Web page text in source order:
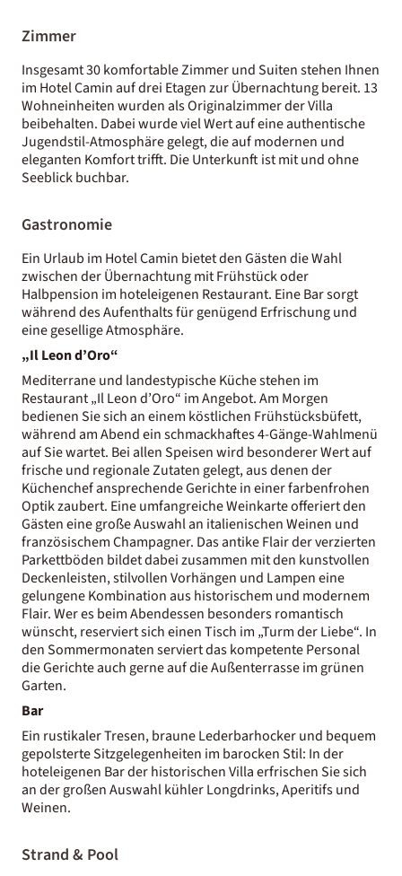
Zimmer
Insgesamt 30 komfortable Zimmer und Suiten stehen Ihnen
im Hotel Camin auf drei Etagen zur Übernachtung bereit. 13
Wohneinheiten wurden als Originalzimmer der Villa
beibehalten. Dabei wurde viel Wert auf eine authentische
Jugendstil-Atmosphäre gelegt, die auf modernen und
eleganten Komfort trifft. Die Unterkunft ist mit und ohne
Seeblick buchbar.
Gastronomie
Ein Urlaub im Hotel Camin bietet den Gästen die Wahl
zwischen der Übernachtung mit Frühstück oder
Halbpension im hoteleigenen Restaurant. Eine Bar sorgt
während des Aufenthalts für genügend Erfrischung und
eine gesellige Atmosphäre.
„Il Leon d’Oro“
Mediterrane und landestypische Küche stehen im
Restaurant „Il Leon d’Oro“ im Angebot. Am Morgen
bedienen Sie sich an einem köstlichen Frühstücksbüfett,
während am Abend ein schmackhaftes 4-Gänge-Wahlmenü
auf Sie wartet. Bei allen Speisen wird besonderer Wert auf
frische und regionale Zutaten gelegt, aus denen der
Küchenchef ansprechende Gerichte in einer farbenfrohen
Optik zaubert. Eine umfangreiche Weinkarte offeriert den
Gästen eine große Auswahl an italienischen Weinen und
französischem Champagner. Das antike Flair der verzierten
Parkettböden bildet dabei zusammen mit den kunstvollen
Deckenleisten, stilvollen Vorhängen und Lampen eine
gelungene Kombination aus historischem und modernem
Flair. Wer es beim Abendessen besonders romantisch
wünscht, reserviert sich einen Tisch im „Turm der Liebe“. In
den Sommermonaten serviert das kompetente Personal
die Gerichte auch gerne auf die Außenterrasse im grünen
Garten.
Bar
Ein rustikaler Tresen, braune Lederbarhocker und bequem
gepolsterte Sitzgelegenheiten im barocken Stil: In der
hoteleigenen Bar der historischen Villa erfrischen Sie sich
an der großen Auswahl kühler Longdrinks, Aperitifs und
Weinen.
Strand & Pool